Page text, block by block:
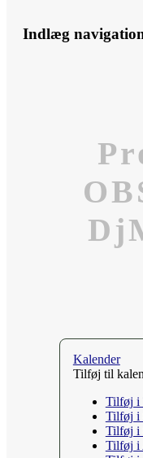
Indlæg
Kalender
Tilføj til
Tilføj i
Tilføj i
Tilføj i
Tilføj i